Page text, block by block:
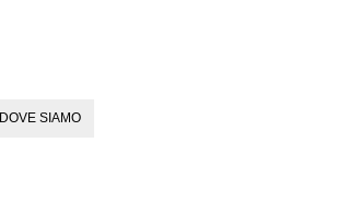
DOVE SIAMO